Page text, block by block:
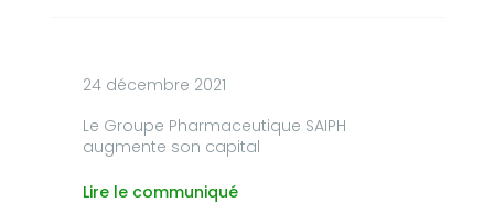
24 décembre 2021
Le Groupe Pharmaceutique SAIPH
augmente son capital
Lire le communiqué